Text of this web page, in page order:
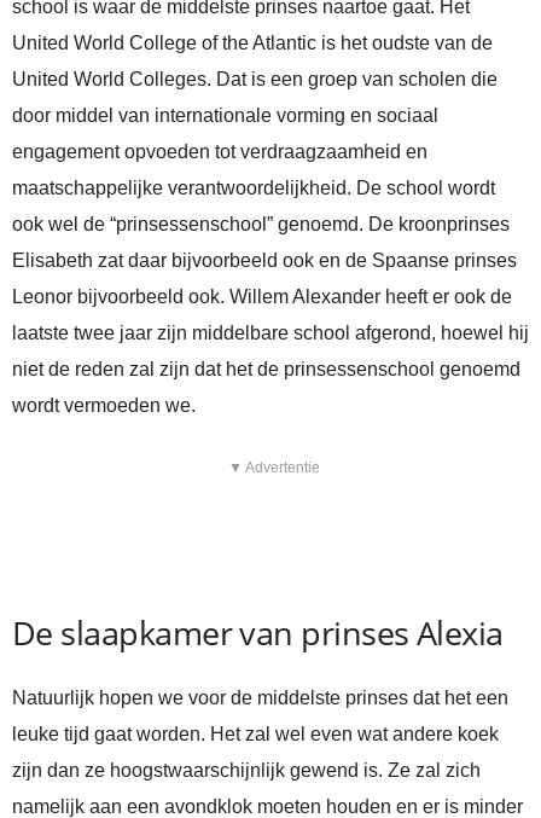
school is waar de middelste prinses naartoe gaat. Het
United World College of the Atlantic is het oudste van de
United World Colleges. Dat is een groep van scholen die
door middel van internationale vorming en sociaal
engagement opvoeden tot verdraagzaamheid en
maatschappelijke verantwoordelijkheid. De school wordt
ook wel de “prinsessenschool” genoemd. De kroonprinses
Elisabeth zat daar bijvoorbeeld ook en de Spaanse prinses
Leonor bijvoorbeeld ook. Willem Alexander heeft er ook de
laatste twee jaar zijn middelbare school afgerond, hoewel hij
niet de reden zal zijn dat het de prinsessenschool genoemd
wordt vermoeden we.
▼ Advertentie
De slaapkamer van prinses Alexia
Natuurlijk hopen we voor de middelste prinses dat het een
leuke tijd gaat worden. Het zal wel even wat andere koek
zijn dan ze hoogstwaarschijnlijk gewend is. Ze zal zich
namelijk aan een avondklok moeten houden en er is minder